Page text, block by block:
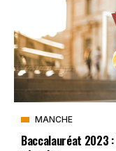
MANCHE
Baccalauréat 2023